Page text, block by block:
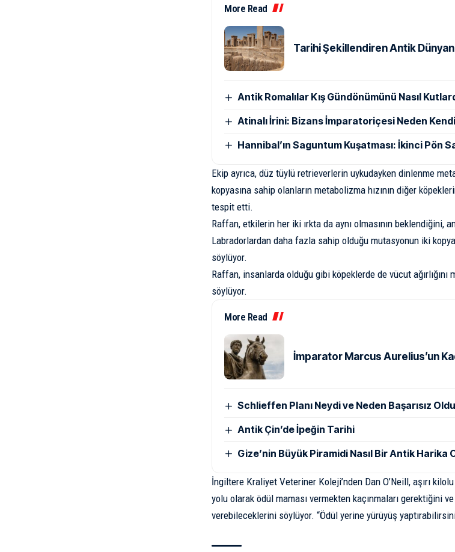
More Read
Tarihi Şekillendiren Antik
Antik Romalılar Kış Gündönümünü Nasıl
Atinalı İrini: Bizans İmparatoriçesi Neden
Hannibal’ın Saguntum Kuşatması: İkinci Pön
Ekip ayrıca, düz tüylü retrieverlerin uykudayken dinlenme
kopyasına sahip olanların metabolizma hızının diğer
tespit etti.
Raffan, etkilerin her iki ırkta da aynı olmasının beklendiğini,
Labradorlardan daha fazla sahip olduğu mutasyonun iki
söylüyor.
Raffan, insanlarda olduğu gibi köpeklerde de vücut
söylüyor.
More Read
İmparator Marcus Aurelius’un
Schlieffen Planı Neydi ve Neden Başarısız
Antik Çin’de İpeğin Tarihi
Gize’nin Büyük Piramidi Nasıl Bir Antik Harika
İngiltere Kraliyet Veteriner Koleji’nden Dan O’Neill, aşırı
yolu olarak ödül maması vermekten kaçınmaları gerektiğini
verebileceklerini söylüyor. “Ödül yerine yürüyüş